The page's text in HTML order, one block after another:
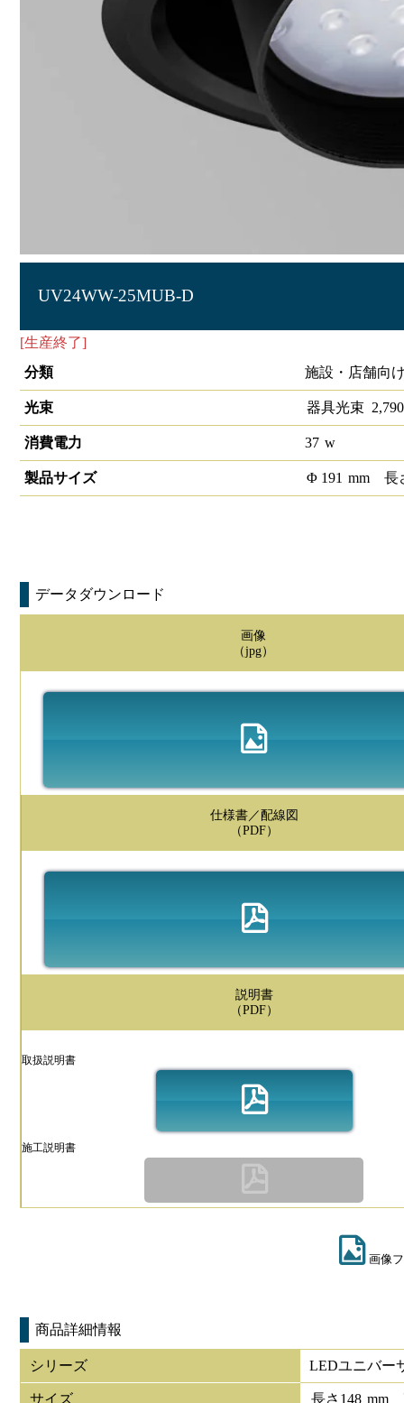
UV24WW-25MUB-D
[生産終了]
分類
施設・店舗向
光束 器具光束 2,790
消費電力 37 w
製品サイズ Φ 191 mm 長
データダウンロード
画像
（jpg）
仕様書／配線図
（PDF）
説明書
（PDF）
取扱説明書
施工説明書
画像
商品詳細情報
シリーズ LEDユニバー
サイズ 長さ 148 mm